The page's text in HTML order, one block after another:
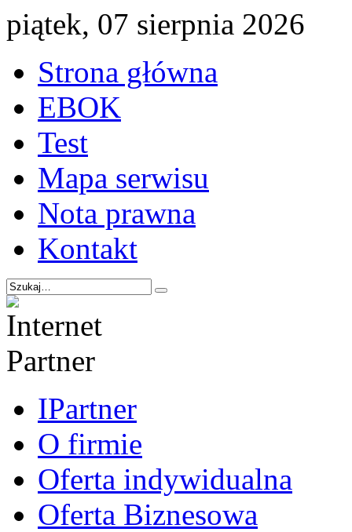
piątek, 07 sierpnia 2026
Strona główna
EBOK
Test
Mapa serwisu
Nota prawna
Kontakt
IPartner
O firmie
Oferta indywidualna
Oferta Biznesowa